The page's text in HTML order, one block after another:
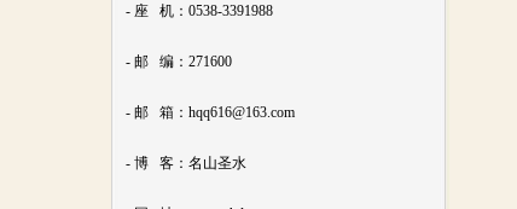
- 座 机：0538-3391988
- 邮 编：271600
- 邮 箱：hqq616@163.com
- 博 客：名山圣水